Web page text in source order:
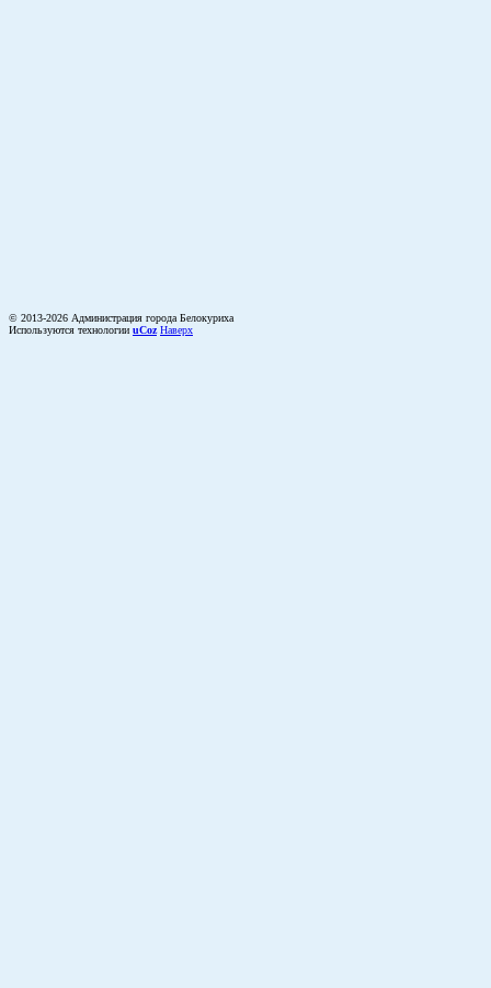
© 2013-2026 Администрация города Белокуриха
Используются технологии uCoz Наверх